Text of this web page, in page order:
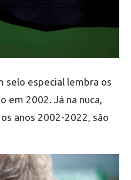
selo especial lembra os
em 2002. Já na nuca,
anos 2002-2022, são